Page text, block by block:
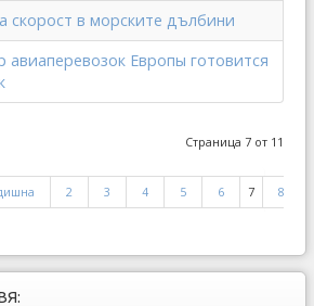
скорост в морските дълбини
авиаперевозок Европы готовится
Страница 7 от 11
2 3 4 5 6 7 8